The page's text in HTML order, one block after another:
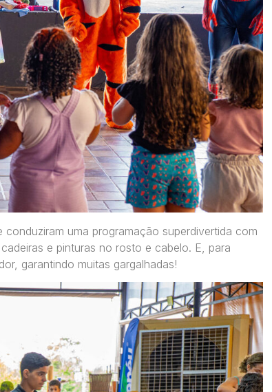
uma programação superdivertida com
e pinturas no rosto e cabelo. E, para
garantindo muitas gargalhadas!